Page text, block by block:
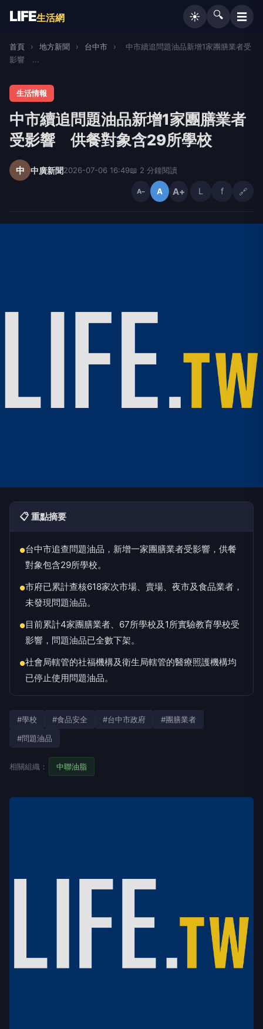
LIFE生活網 ☀️ 🔍 ☰
首頁 › 地方新聞 › 台中市 ›
中市續追問題油品新增1家團膳業者受
影響 ...
生活情報
中市續追問題油品新增1家團膳業者
受影響 供餐對象含29所學校
中 中廣新聞2026-07-06 16:49📖 2 分鐘閱讀
A− A A+ L f 🔗
📋 重點摘要
●台中市追查問題油品，新增一家團膳業者受影響，供餐
對象包含29所學校。
●市府已累計查核618家次市場、賣場、夜市及食品業者，
未發現問題油品。
●目前累計4家團膳業者、67所學校及1所實驗教育學校受
影響，問題油品已全數下架。
●社會局轄管的社福機構及衛生局轄管的醫療照護機構均
已停止使用問題油品。
#學校 #食品安全 #台中市政府
#團膳業者
#問題油品
相關組織： 中聯油脂